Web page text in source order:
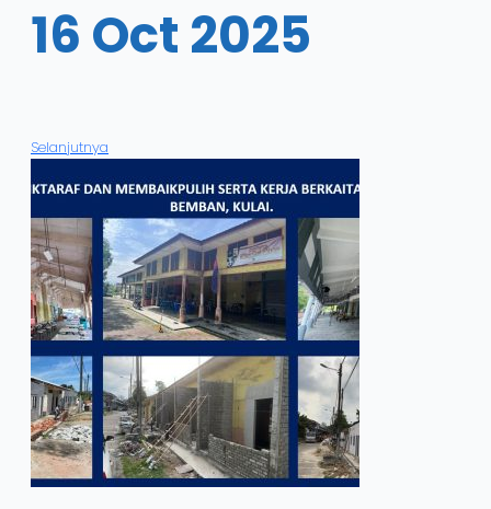
16 Oct 2025
Selanjutnya